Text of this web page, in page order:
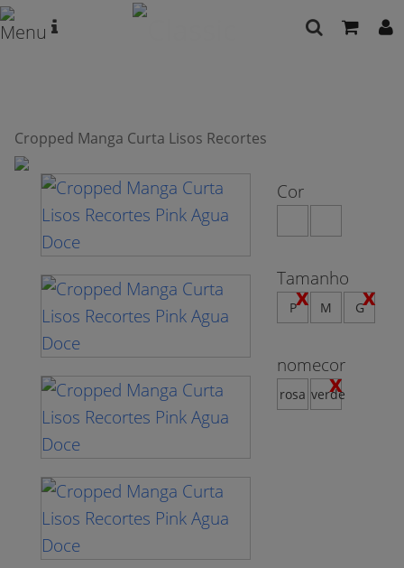
Cropped Manga Curta Lisos Recortes
Cor
Tamanho
P M G
nomecor
rosa verde